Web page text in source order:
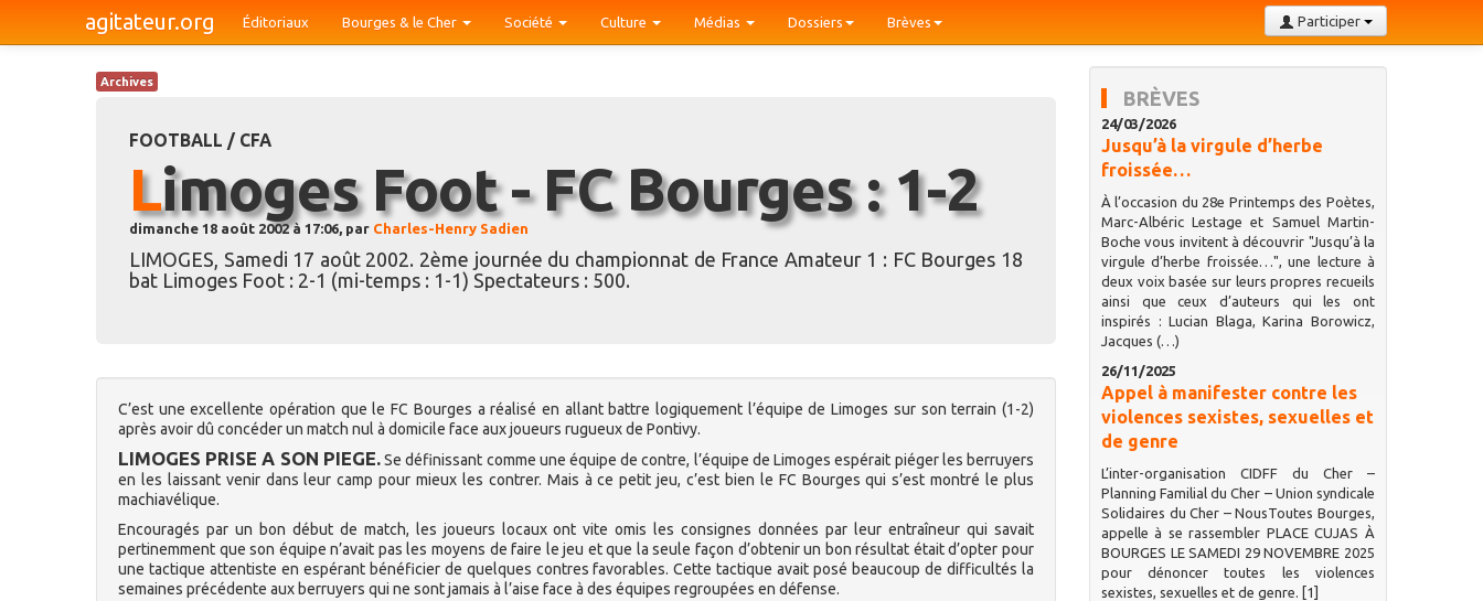
agitateur.org Participer
Éditoriaux Bourges & le Cher Société Culture Médias Dossiers Brèves
Archives
FOOTBALL / CFA
Limoges Foot - FC Bourges : 1-2
dimanche 18 août 2002 à 17:06, par Charles-Henry Sadien
LIMOGES, Samedi 17 août 2002. 2ème journée du championnat de France Amateur 1 : FC Bourges 18
bat Limoges Foot : 2-1 (mi-temps : 1-1) Spectateurs : 500.
C’est une excellente opération que le FC Bourges a réalisé en allant battre logiquement l’équipe de Limoges sur son terrain (1-2)
après avoir dû concéder un match nul à domicile face aux joueurs rugueux de Pontivy.
LIMOGES PRISE A SON PIEGE.Se définissant comme une équipe de contre, l’équipe de Limoges espérait piéger les berruyers
en les laissant venir dans leur camp pour mieux les contrer. Mais à ce petit jeu, c’est bien le FC Bourges qui s’est montré le plus
machiavélique.
Encouragés par un bon début de match, les joueurs locaux ont vite omis les consignes données par leur entraîneur qui savait
pertinemment que son équipe n’avait pas les moyens de faire le jeu et que la seule façon d’obtenir un bon résultat était d’opter pour
une tactique attentiste en espérant bénéficier de quelques contres favorables. Cette tactique avait posé beaucoup de difficultés la
semaines précédente aux berruyers qui ne sont jamais à l’aise face à des équipes regroupées en défense.
BRÈVES
24/03/2026
Jusqu’à la virgule d’herbe
froissée…
À l’occasion du 28e Printemps des Poètes,
Marc-Albéric Lestage et Samuel Martin-
Boche vous invitent à découvrir "Jusqu’à la
virgule d’herbe froissée…", une lecture à
deux voix basée sur leurs propres recueils
ainsi que ceux d’auteurs qui les ont
inspirés : Lucian Blaga, Karina Borowicz,
Jacques (…)
26/11/2025
Appel à manifester contre les
violences sexistes, sexuelles et
de genre
L’inter-organisation CIDFF du Cher –
Planning Familial du Cher – Union syndicale
Solidaires du Cher – NousToutes Bourges,
appelle à se rassembler PLACE CUJAS À
BOURGES LE SAMEDI 29 NOVEMBRE 2025
pour dénoncer toutes les violences
sexistes, sexuelles et de genre. [1]